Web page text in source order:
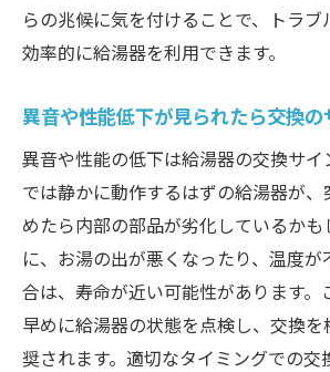
工具と材料のチェックリスト
安全な作業環境を整えるため
自分でできる給湯器交換準備！
意点
給湯器交換に必要な基本道
工具の使い方と安全な取り
準備段階で注意すべき事故
給湯器の取り外し手順と注
設置前に確認すべき配管の
らの兆候に気を付けることで、トラブ
効率的に給湯器を利用できます。
異音や性能低下が見られたら交換の
異音や性能の低下は給湯器の交換サイ
では静かに動作するはずの給湯器が
めたら内部の部品が劣化しているかも
に、お湯の出が悪くなったり、温度
合は、寿命が近い可能性があります。
早めに給湯器の状態を点検し、交換
奨されます。適切なタイミングでの交